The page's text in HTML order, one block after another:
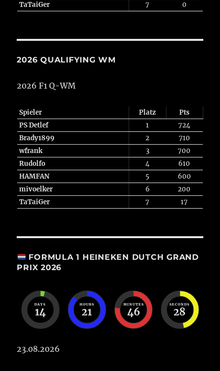
TaTaiGer
7 0
2026 QUALIFYING WM
2026 F1 Q-WM
Spieler Platz
Pts
PS Detlef
1
724
Brady1899
2
710
wfrank
3
700
Rudolfo
4
610
HAMFAN
5
600
mivoelker
6
200
TaTaiGer
7 17
FORMULA 1 HEINEKEN DUTCH GRAND
PRIX 2026
DAYS
14
HOURS
21
MINUTES
46
SECONDS
28
23.08.2026